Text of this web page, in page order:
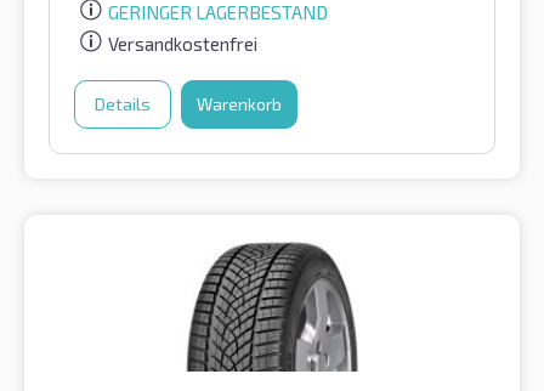
GERINGER LAGERBESTAND
Versandkostenfrei
Details Warenkorb